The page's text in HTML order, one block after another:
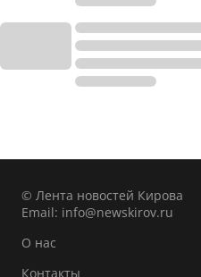
© Лента новостей Кирова
Email: info@newskirov.ru
О нас
Контакты